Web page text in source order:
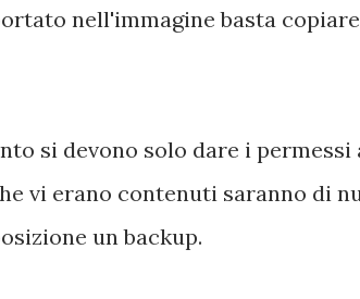
nell'immagine basta
si devono solo dare i
vi erano contenuti saranno di
un backup.